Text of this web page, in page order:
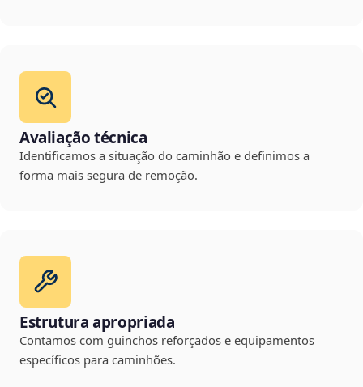
Avaliação técnica
Identificamos a situação do caminhão e definimos a
forma mais segura de remoção.
Estrutura apropriada
Contamos com guinchos reforçados e equipamentos
específicos para caminhões.